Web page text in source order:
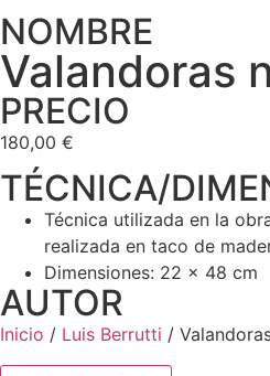
NOMBRE
Valandoras
PRECIO
180,00 €
TÉCNICA/
Técnica utilizada en la
realizada en taco de
Dimensiones: 22 x 48 cm
AUTOR
Inicio / Luis Berrutti /